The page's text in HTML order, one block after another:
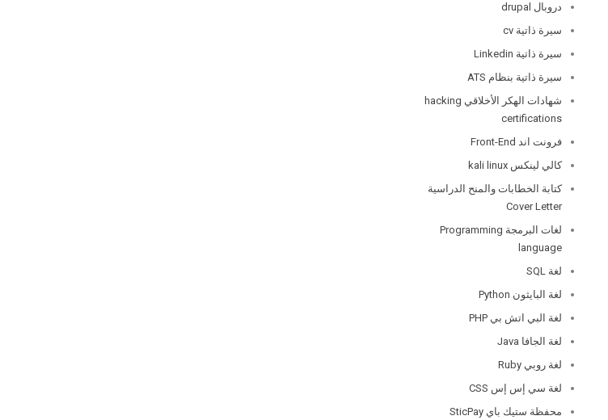
دروبال drupal
سيرة ذاتية cv
سيرة ذاتية Linkedin
سيرة ذاتية بنظام ATS
شهادات الهكر الأخلاقي hacking
certifications
فرونت اند Front-End
كالي لينكس kali linux
كتابة الخطابات والمنح الدراسية
Cover Letter
لغات البرمجة Programming
language
لغة SQL
لغة البايثون Python
لغة البي اتش بي PHP
لغة الجافا Java
لغة روبي Ruby
لغة سي إس إس CSS
محفظة ستيك باي SticPay